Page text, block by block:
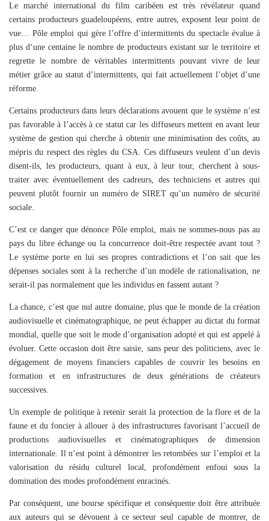
Le marché international du film caribéen est très révélateur quand
certains producteurs guadeloupéens, entre autres, exposent leur point de
vue… Pôle emploi qui gère l’offre d’intermittents du spectacle évalue à
plus d ‘une centaine le nombre de producteurs existant sur le territoire et
regrette le nombre de véritables intermittents pouvant vivre de leur
métier grâce au statut d’intermittents, qui fait actuellement l’objet d’une
réforme.
Certains producteurs dans leurs déclarations avouent que le système n’est
pas favorable à l’accès à ce statut car les diffuseurs mettent en avant leur
système de gestion qui cherche à obtenir une minimisation des coûts, au
mépris du respect des règles du CSA. Ces diffuseurs veulent d’un devis
disent-ils, les producteurs, quant à eux, à leur tour, cherchent à sous-
traiter avec éventuellement des cadreurs, des techniciens et autres qui
peuvent plutôt fournir un numéro de SIRET qu’un numéro de sécurité
sociale.
C’est ce danger que dénonce Pôle emploi, mais ne sommes-nous pas au
pays du libre échange ou la concurrence doit-être respectée avant tout ?
Le système porte en lui ses propres contradictions et l’on sait que les
dépenses sociales sont à la recherche d’un modèle de rationalisation, ne
serait-il pas normalement que les individus en fassent autant ?
La chance, c’est que nul autre domaine, plus que le monde de la création
audiovisuelle et cinématographique, ne peut échapper au dictat du format
mondial, quelle que soit le mode d’organisation adopté et qui est appelé à
évoluer. Cette occasion doit être saisie, sans peur des politiciens, avec le
dégagement de moyens financiers capables de couvrir les besoins en
formation et en infrastructures de deux générations de créateurs
successives.
Un exemple de politique à retenir serait la protection de la flore et de la
faune et du foncier à allouer à des infrastructures favorisant l’accueil de
productions audiovisuelles et cinématographiques de dimension
internationale . Il n’est point à démontrer les retombées sur l’emploi et la
valorisation du résidu culturel local, profondément enfoui sous la
domination des modes profondément enracinés.
Par conséquent, une bourse spécifique et conséquente doit être attribuée
aux auteurs qui se dévouent à ce secteur seul capable de montrer, de